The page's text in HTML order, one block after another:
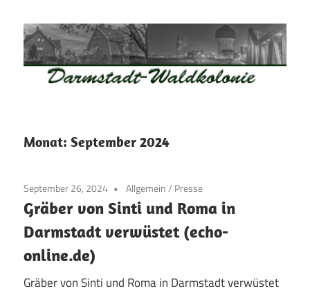
Inhalt
springen
Darmstadt
Altstadt
Weststadt
–
Darmstadt
Monat: September 2024
September 26, 2024 Allgemein/ Presse
Gräber von Sinti und Roma in
Darmstadt verwüstet (echo-
online.de)
Gräber von Sinti und Roma in Darmstadt verwüstet